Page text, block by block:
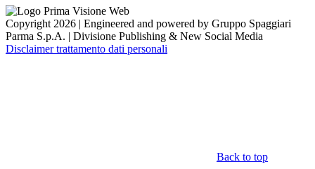
Copyright 2026 | Engineered and powered by Gruppo Spaggiari
Parma S.p.A. | Divisione Publishing & New Social Media
Disclaimer trattamento dati personali
Back to top